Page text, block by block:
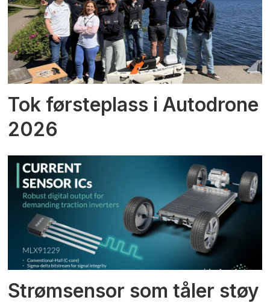
Tok førsteplass i Autodrone
2026
Strømsensor som tåler støy